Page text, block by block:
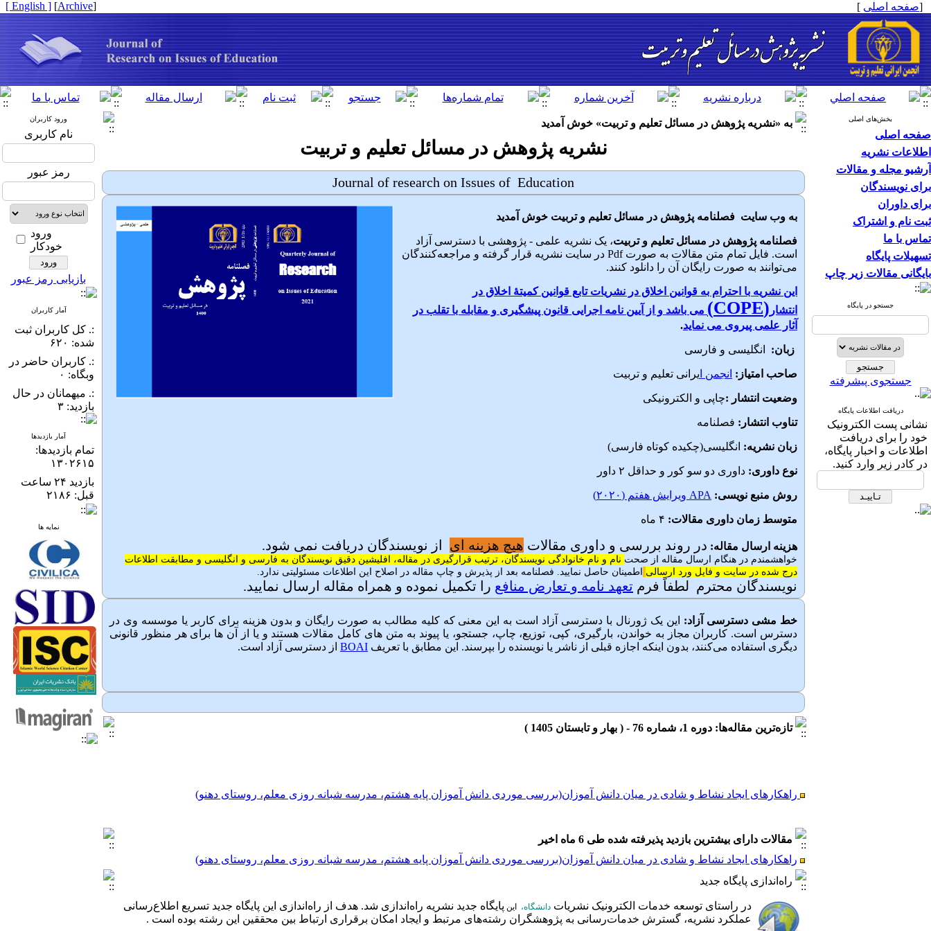
[صفحه اصلی ]
[
Archive
]
[ English ]
بخش‌های اصلی
صفحه اصلی
اطلاعات نشریه
آرشیو مجله و مقالات
برای نویسندگان
برای داوران
ثبت نام و اشتراک
تماس با ما
تسهیلات پایگاه
بایگانی مقالات زیر چاپ
جستجو در پایگاه
جستجوی پیشرفته
دریافت اطلاعات پایگاه
نشانی پست الكترونیک
خود را برای دریافت
اطلاعات و اخبار پایگاه،
در كادر زیر وارد كنید.
به «نشریه پژوهش در مسائل تعلیم و تربیت» خوش آمدید
نشریه پژوهش در مسائل تعلیم و تربیت
Journal of research on Issues of Education
به وب سایت فصلنامه پژوهش در مسائل تعلیم و تربیت خوش آمدید
فصلنامه پژوهش در مسائل تعلیم و تربیت، یک نشریه علمی - پژوهشی با دسترسی آزاد
است. فایل تمام متن مقالات به صورت Pdf در سایت نشریه قرار گرفته و مراجعه‌کنندگان
می‌توانند به صورت رایگان آن را دانلود کنند.
این نشریه با احترام به قوانین اخلاق در نشریات تابع قوانین کمیتۀ اخلاق در
انتشار (COPE)
می باشد و از آیین نامه اجرایی قانون پیشگیری و مقابله با تقلب در
آثار علمی پیروی می نماید.
زبان: انگلیسی و فارسی
صاحب امتیاز: انجمن ا یرانی تعلیم و تربیت
وضعیت انتشار :چاپی و الکترونیکی
تناوب انتشار: فصلنامه
زبان نشریه: انگلیسی(چکیده کوتاه فارسی)
نوع داوری: داوری دو سو کور و حداقل ۲ داور
روش منبع نویسی: APA ویرایش هفتم (۲۰۲۰)
متوسط زمان داوری مقالات:
هزینه ارسال مقاله: در روند بررسی و داوری مقالات هیچ هزینه ای از نویسندگان دریافت نمی شود.
خواهشمندم در هنگام ارسال مقاله از صحت نام و نام خانوادگی نویسندگان، ترتیب قرارگیری در مقاله، افلیشین دقیق نویسندگان به فارسی و انگلیسی و مطابقت اطلاعات
درج شده در سایت و فایل ورد ارسالی اطمینان حاصل نمایید. فصلنامه بعد از پذیرش و چاپ مقاله در اصلاح این اطلاعات مسئولیتی ندارد.
نویسندگان محترم لطفاً فرم تعهد نامه و تعارض منافع را تکمیل نموده و همراه مقاله ارسال نمایید.
خط مشی دسترسی آزاد:
این یک ژورنال با دسترسی آزاد است به این معنی که کلیه مطالب به صورت رایگان و بدون هزینه برای کاربر یا موسسه وی در
دسترس است. کاربران مجاز به خواندن، بارگیری، کپی، توزیع، چاپ، جستجو، یا پیوند به متن های کامل مقالات هستند و یا از آن ها برای هر منظور قانونی
دیگری استفاده می‌کنند‌، بدون اینکه اجازه قبلی از ناشر یا نویسنده را بپرسند. این مطابق با تعریف BOAI از دسترسی آزاد است.
تازه‌ترین مقاله‌ها: دوره 1، شماره 76 - ( بهار و تابستان 1405 )
راهکارهای ایجاد نشاط و شادی در میان دانش آموزان(بررسی موردی دانش آموزان پایه هشتم، مدرسه شبانه روزی معلم، روستای دهنو)
راهکارهای ایجاد نشاط و شادی در میان دانش آموزان(بررسی موردی دانش آموزان پایه هشتم، مدرسه شبانه روزی معلم، روستای دهنو)
مقالات دارای بیشترین بازدید پذیرفته شده طی 6 ماه اخیر
راهکارهای ایجاد نشاط و شادی در میان دانش آموزان(بررسی موردی دانش آموزان پایه هشتم، مدرسه شبانه روزی معلم، روستای دهنو)
راه‌اندازی پایگاه جدید
در راستای توسعه خدمات الکترونیک نشریات دانشگاه، این پایگاه جدید نشریه راه‌اندازی شد. هدف از راه‌اندازی این پایگاه جدید تسریع اطلاع‌رسانی
عملکرد نشریه، گسترش خدمات‌رسانی به پژوهشگران رشته‌های مرتبط و ایجاد امکان برقراری ارتباط بین محققین این رشته بوده است .
ورود کاربران
نام کاربری
رمز عبور
ورود
خودکار
بازیابی رمز عبور
آمار کاربران
:. کل کاربران ثبت
شده: ۶۲۰
:. کاربران حاضر در
وبگاه: ۰
:. میهمانان در حال
بازدید: ۳
آمار بازدیدها
تمام بازدید‌ها:
۱۳۰۲۶۱۵
بازدید ۲۴ ساعت
قبل: ۲۱۸۶
نمایه ها